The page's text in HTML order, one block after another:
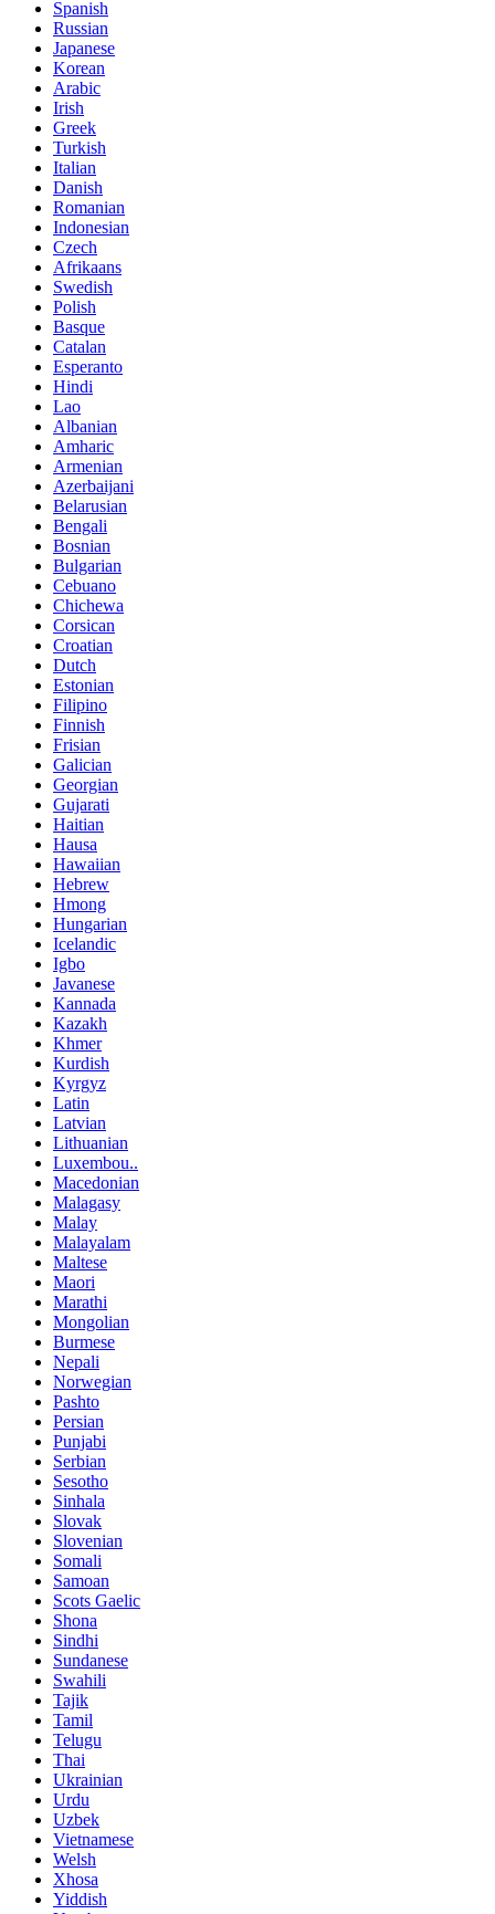
Spanish
Russian
Japanese
Korean
Arabic
Irish
Greek
Turkish
Italian
Danish
Romanian
Indonesian
Czech
Afrikaans
Swedish
Polish
Basque
Catalan
Esperanto
Hindi
Lao
Albanian
Amharic
Armenian
Azerbaijani
Belarusian
Bengali
Bosnian
Bulgarian
Cebuano
Chichewa
Corsican
Croatian
Dutch
Estonian
Filipino
Finnish
Frisian
Galician
Georgian
Gujarati
Haitian
Hausa
Hawaiian
Hebrew
Hmong
Hungarian
Icelandic
Igbo
Javanese
Kannada
Kazakh
Khmer
Kurdish
Kyrgyz
Latin
Latvian
Lithuanian
Luxembou..
Macedonian
Malagasy
Malay
Malayalam
Maltese
Maori
Marathi
Mongolian
Burmese
Nepali
Norwegian
Pashto
Persian
Punjabi
Serbian
Sesotho
Sinhala
Slovak
Slovenian
Somali
Samoan
Scots Gaelic
Shona
Sindhi
Sundanese
Swahili
Tajik
Tamil
Telugu
Thai
Ukrainian
Urdu
Uzbek
Vietnamese
Welsh
Xhosa
Yiddish